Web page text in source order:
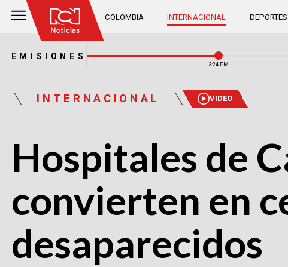
COLOMBIA INTERNACIONAL
EMISIONES
3:24 PM
INTERNACIONAL VIDEO
Hospitales de
convierten en
desaparecidos